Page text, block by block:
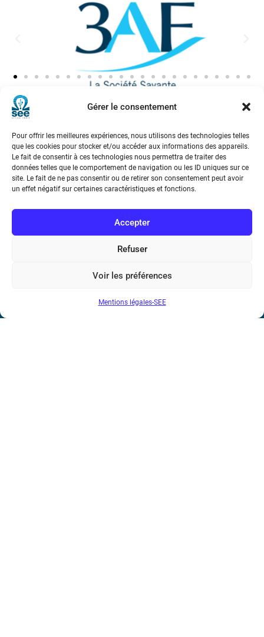
Gérer le consentement
Pour offrir les meilleures expériences, nous utilisons des technologies telles
que les cookies pour stocker et/ou accéder aux informations des appareils.
Le fait de consentir à ces technologies nous permettra de traiter des
données telles que le comportement de navigation ou les ID uniques sur ce
site. Le fait de ne pas consentir ou de retirer son consentement peut avoir
un effet négatif sur certaines caractéristiques et fonctions.
Accepter
Refuser
Voir les préférences
Mentions légales-SEE
Voir tous les partenaires
de l’Information et de la Communication
17 rue de l’Amiral Hamelin 75116 Paris